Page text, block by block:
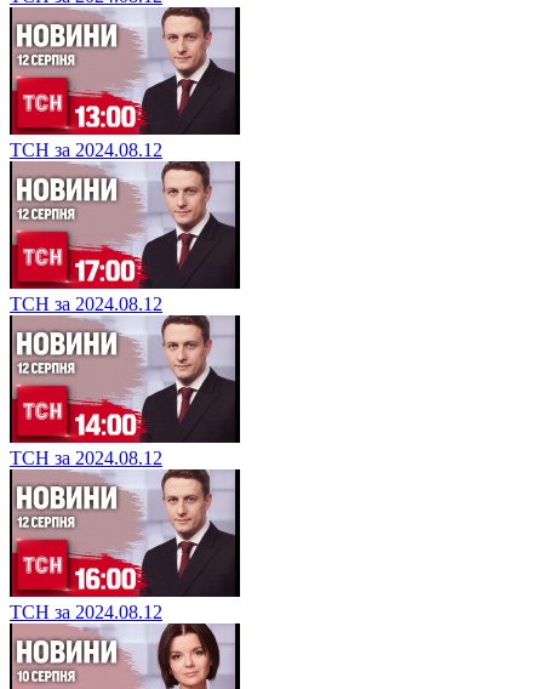
ТСН за 2024.08.12
ТСН за 2024.08.12
ТСН за 2024.08.12
ТСН за 2024.08.12